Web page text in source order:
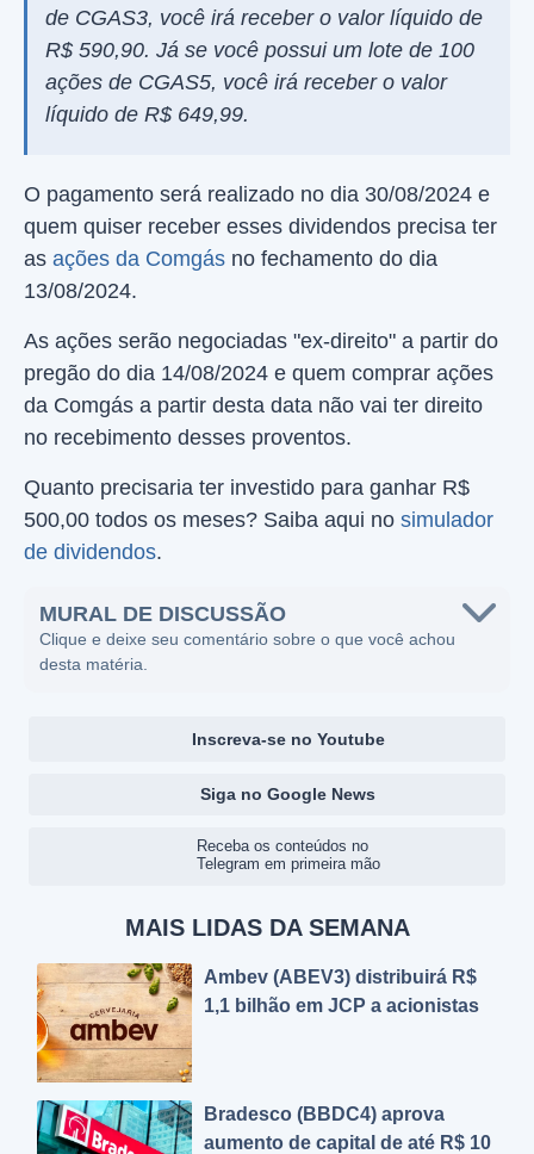
de CGAS3, você irá receber o valor líquido de
R$ 590,90. Já se você possui um lote de 100
ações de CGAS5, você irá receber o valor
líquido de R$ 649,99.
O pagamento será realizado no dia 30/08/2024 e
quem quiser receber esses dividendos precisa ter
as ações da Comgás no fechamento do dia
13/08/2024.
As ações serão negociadas "ex-direito" a partir do
pregão do dia 14/08/2024 e quem comprar ações
da Comgás a partir desta data não vai ter direito
no recebimento desses proventos.
Quanto precisaria ter investido para ganhar R$
500,00 todos os meses? Saiba aqui no simulador
de dividendos.
MURAL DE DISCUSSÃO
Clique e deixe seu comentário sobre o que você achou
desta matéria.
Inscreva-se no Youtube
Siga no Google News
Receba os conteúdos no
Telegram em primeira mão
MAIS LIDAS DA SEMANA
Ambev (ABEV3) distribuirá R$
1,1 bilhão em JCP a acionistas
Bradesco (BBDC4) aprova
aumento de capital de até R$ 10